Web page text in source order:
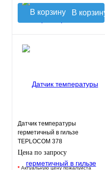
В корзину
Датчик температуры
герметичный в гильзе
TEPLOCOM 378
Цена по запросу
* Актуальную цену пожалуйста